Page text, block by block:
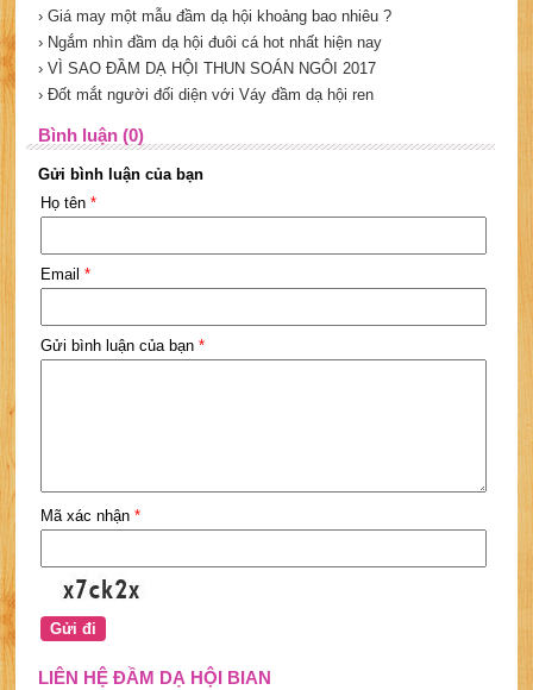
› Giá may một mẫu đầm dạ hội khoảng bao nhiêu ?
› Ngắm nhìn đầm dạ hội đuôi cá hot nhất hiện nay
› VÌ SAO ĐẦM DẠ HỘI THUN SOÁN NGÔI 2017
› Đốt mắt người đối diện với Váy đầm dạ hội ren
Bình luận (0)
Gửi bình luận của bạn
Họ tên *
Email *
Gửi bình luận của bạn *
Mã xác nhận *
LIÊN HỆ ĐẦM DẠ HỘI BIAN